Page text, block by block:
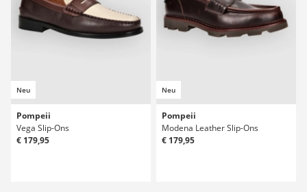
Neu
Pompeii
Vega Slip-Ons
€ 179,95
Neu
Pompeii
Modena Leather Slip-Ons
€ 179,95